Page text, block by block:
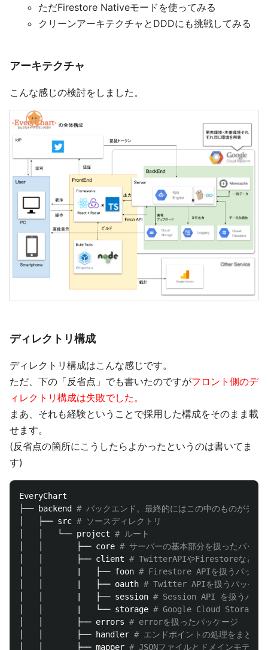
ただFirestore Nativeモードを使ってみる
クリーンアーキテクチャとDDDにも挑戦してみる
アーキテクチャ
こんな感じの検討をしました。
ディレクトリ構成
ディレクトリ構成はこんな感じです。
ただ、下の「反省点」でも書いたのですがフロント側のデ
ィレクトリ構成は失敗でした。
まあ、それも経験ということで採用した構成をそのまま載
せます。
(反省点の箇所にこうしたらよかったというのは書いてま
す)
EveryChart
├── backend # バックエンド。最終的にはこの中のものがデプ
│   ├── src # ソースディレクトリ
│   │   └── project # ルート
│   │       ├── core # サーバーの基本部分を扱ったパッケ
│   │       ├── client # TwitterAPIやFirestoreなど、外
│   │       |   ├── foon # Firestore APIを扱うパッケ
│   │       |   ├── oauth # Twitter APIを扱うパッケー
│   │       |   ├── session # Session API を扱うパッ
│   │       |   └── storage # Google Cloud Storage
│   │       ├── errors # errorを扱ったパッケージ
│   │       ├── handler # エンドポイントの処理をまとめ
│   │       ├── mapper # JSONファイルとドメインモデル